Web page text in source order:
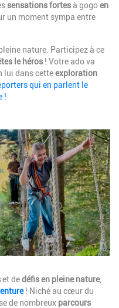
sensations fortesà gogoen
un moment sympa entre
nature. Participez à ce
le héros ! Votre adova
lui dans cetteexploration
qui en parlent le
!
et dedéfis en pleine nature,
! Niché au cœur du
de nombreux parcours